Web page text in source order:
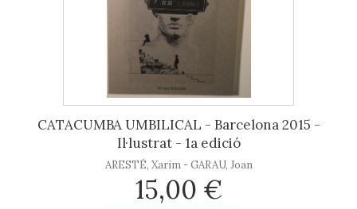
CATACUMBA UMBILICAL - Barcelona 2015 -
Il·lustrat - 1a edició
ARESTÉ, Xarim - GARAU, Joan
15,00 €